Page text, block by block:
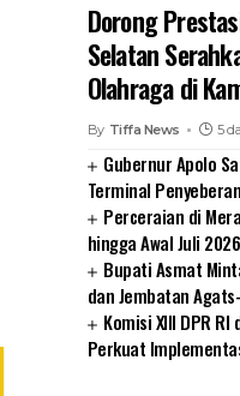
Dorong
Selatan
Olahraga di
By Tiffa News 5
Gubernur Apolo
Terminal
Perceraian di
hingga Awal Juli 2026
Bupati Asmat
dan Jembatan
Komisi XIII DPR
Perkuat